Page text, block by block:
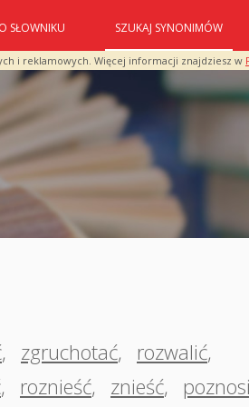
i reklamowych. Więcej informacji znajdziesz w
O SŁOWNIKU SZUKAJ SYNONIMÓW
, zgruchotać, rozwalić,
, roznieść, znieść,